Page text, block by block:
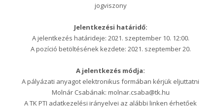
jogviszony
Jelentkezési határidő:
A jelentkezés határideje: 2021. szeptember 10. 12:00.
A pozíció betöltésének kezdete: 2021. szeptember 20.
A jelentkezés módja:
A pályázati anyagot elektronikus formában kérjük eljuttatni
Molnár Csabának: molnar.csaba@tk.hu
A TK PTI adatkezelési irányelvei az alábbi linken érhetőek